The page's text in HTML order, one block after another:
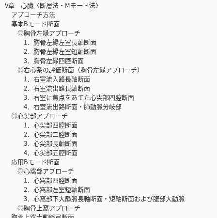
V章 心臓〈断層法・Mモード法〉
アプローチ方法
基本Bモード断面
◎胸骨左縁アプローチ
1．胸骨左縁左室長軸断面
2．胸骨左縁左室短軸断面
3．胸骨左縁四腔断面
◎右心系の評価断面（胸骨左縁アプローチ）
1．右室流入路長軸断面
2．右室流出路長軸断面
3．右室に焦点をあてた心尖部四腔断面
4．右室流出路断面・肺動脈分岐部
◎心尖部アプローチ
1．心尖部四腔断面
2．心尖部二腔断面
3．心尖部長軸断面
4．心尖部五腔断面
応用Bモード断面
◎心窩部アプローチ
1．心窩部四腔断面
2．心窩部左室短軸断面
3．心窩部下大静脈長軸断面・短軸断面および腹部大動脈
◎胸骨上窩アプローチ